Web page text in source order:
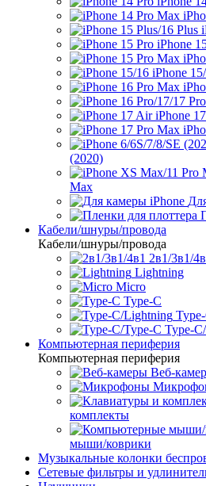
iPhone
iPhone
iPhone
(2020)
Max
Кабели/шнуры/провода
Кабели/шнуры/провода
2в1/3в1/
Lightning
Micro
Type-C
Type-
Компьютерная периферия
Компьютерная периферия
Веб-
комплекты
мыши/коврики
Музыкальные колонки
Сетевые фильтры и